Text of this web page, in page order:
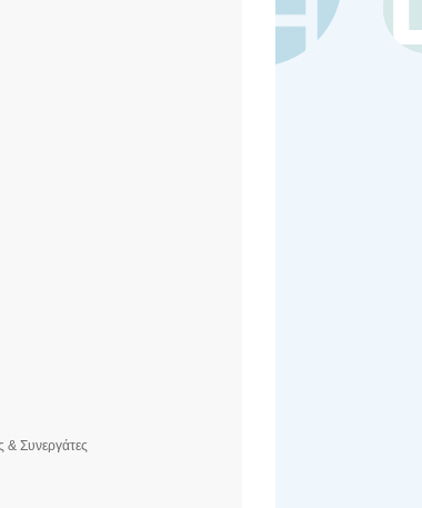
Συνεργάτες